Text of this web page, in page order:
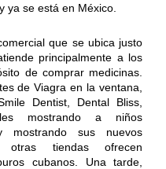
ya se está en México.
que se ubica justo
principalmente a los
de comprar medicinas.
de Viagra en la ventana,
Dentist, Dental Bliss,
mostrando a niños
mostrando sus nuevos
otras tiendas ofrecen
cubanos. Una tarde,